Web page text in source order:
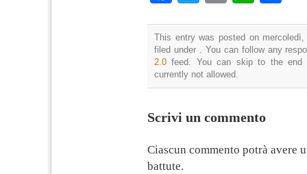
This entry was posted on
filed under . You can follow any
2.0 feed. You can skip to the end
currently not allowed.
Scrivi un commento
Ciascun commento potrà avere
battute.